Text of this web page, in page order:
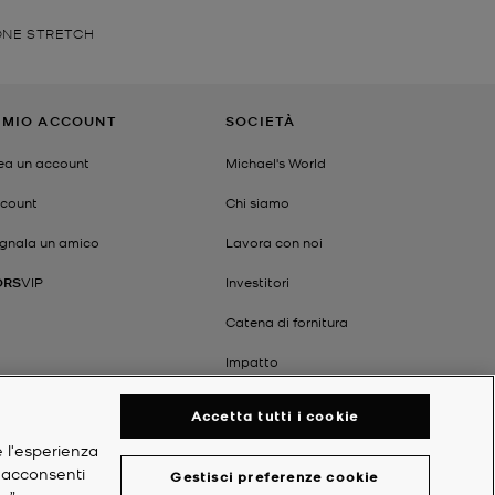
STRETCH
ACCOUNT
un account
un amico
VIP
SOCIETÀ
Michael's World
Chi siamo
Lavora con noi
Investitori
Catena di fornitura
Impatto
l'esperienza
Gestisci preferenze cookie
Accetta tutti i cookie